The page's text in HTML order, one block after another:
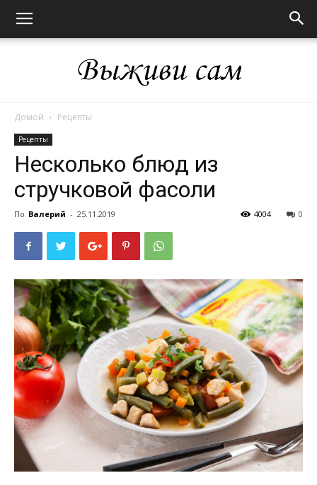
сам
Домой Рецепты
Рецепты
Несколько блюд из
стручковой фасоли
По Валерий - 25.11.2019 0
4004